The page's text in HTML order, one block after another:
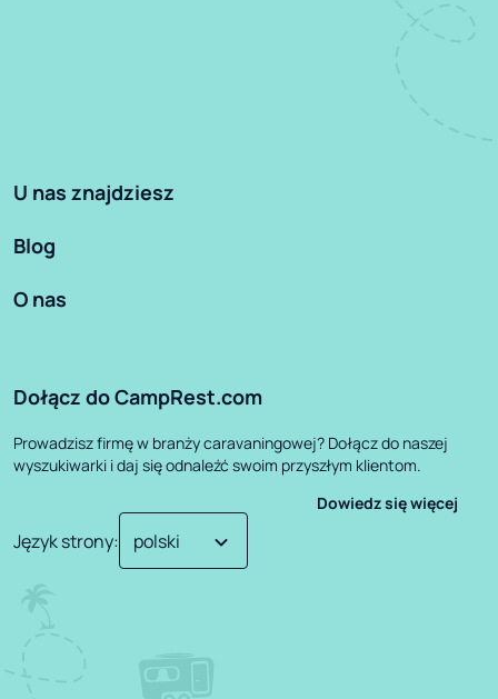
U nas znajdziesz
Blog
O nas
Dołącz do CampRest.com
Prowadzisz firmę w branży caravaningowej? Dołącz do naszej
wyszukiwarki i daj się odnaleźć swoim przyszłym klientom.
Dowiedz się więcej
Język strony: